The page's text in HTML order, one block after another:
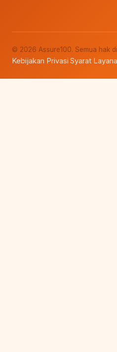
© 2026 Assure100. Semua hak
Kebijakan Privasi·Syarat